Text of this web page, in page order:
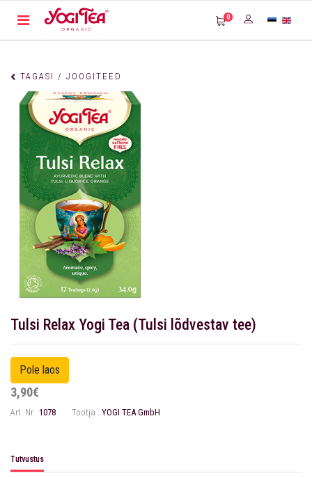
0
TAGASI / JOOGITEED
Tulsi Relax Yogi Tea (Tulsi lõdvestav tee)
3,90€
Art. Nr.: 1078 Tootja : YOGI TEA GmbH
Tutvustus